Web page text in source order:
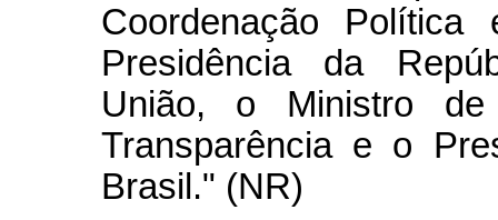
Coordenação
Presidência da
União, o Ministro
Transparência e o
Brasil." (NR)